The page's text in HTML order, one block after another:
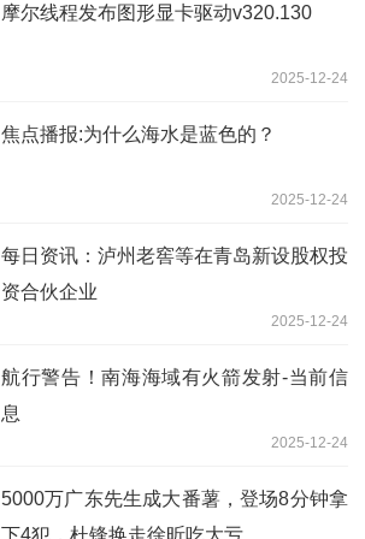
摩尔线程发布图形显卡驱动v320.130
2025-12-24
焦点播报:为什么海水是蓝色的？
2025-12-24
每日资讯：泸州老窖等在青岛新设股权投
资合伙企业
2025-12-24
航行警告！南海海域有火箭发射-当前信
息
2025-12-24
5000万广东先生成大番薯，登场8分钟拿
下4犯，杜锋换走徐昕吃大亏